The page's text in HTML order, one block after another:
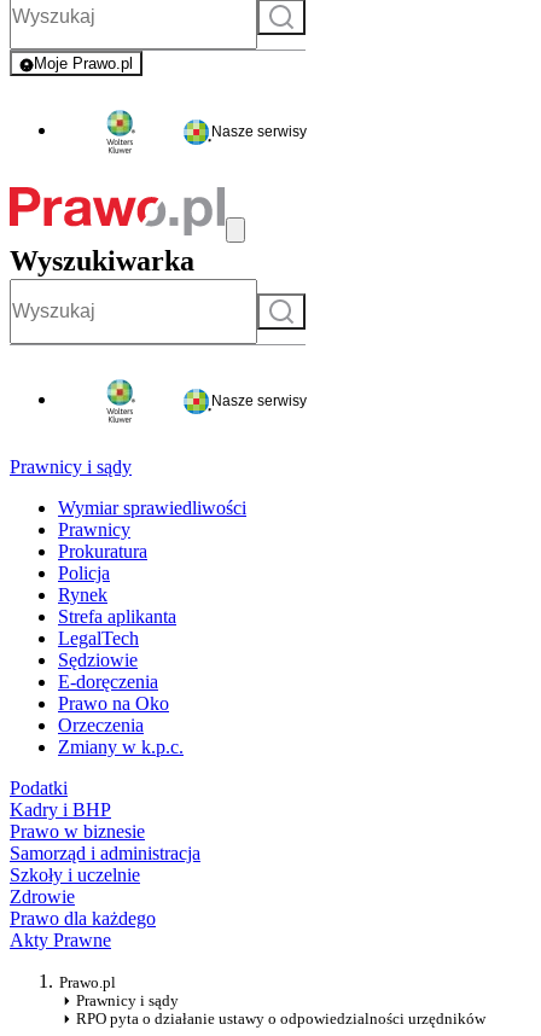
Szukaj
Moje Prawo.pl
- rejestracja i logowanie do serwisu
Nasze serwisy
Wyszukiwarka
Szukaj
Nasze serwisy
Prawnicy i sądy
Wymiar sprawiedliwości
Prawnicy
Prokuratura
Policja
Rynek
Strefa aplikanta
LegalTech
Sędziowie
E-doręczenia
Prawo na Oko
Orzeczenia
Zmiany w k.p.c.
Podatki
Kadry i BHP
Prawo w biznesie
Samorząd i administracja
Szkoły i uczelnie
Zdrowie
Prawo dla każdego
Akty Prawne
Prawo.pl
Prawnicy i sądy
RPO pyta o działanie ustawy o odpowiedzialności urzędników